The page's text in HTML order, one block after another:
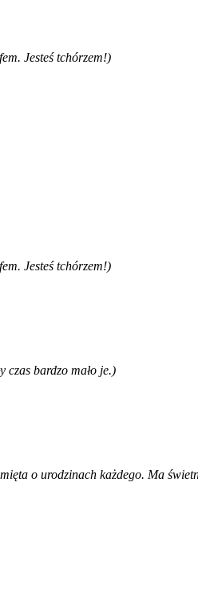
Jesteś tchórzem!)
Jesteś tchórzem!)
czas bardzo mało je.)
o urodzinach każdego. Ma